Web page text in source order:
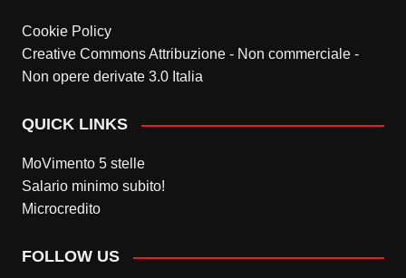
Cookie Policy
Creative Commons Attribuzione - Non commerciale -
Non opere derivate 3.0 Italia
QUICK LINKS
MoVimento 5 stelle
Salario minimo subito!
Microcredito
FOLLOW US